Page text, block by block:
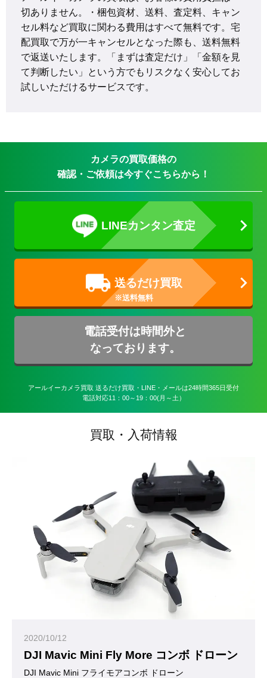
切ありません。・梱包資材、送料、査定料、キャン
セル料など買取に関わる費用はすべて無料です。宅
配買取で万が一キャンセルとなった際も、送料無料
で返送いたします。「まずは査定だけ」「金額を見
て判断したい」という方でもリスクなく安心してお
試しいただけるサービスです。
カメラの買取価格の
確認・ご依頼は今すぐこちらから！
LINEカンタン査定
送るだけ買取
電話受付は時間外と
なっております。
アールイーカメラ買取 送るだけ買取・LINE・メールは24時間365日受付
電話対応11：00～19：00(月～土）
買取・入荷情報
2020/10/12
DJI Mavic Mini Fly More コンボ ドローン
DJI Mavic Mini フライモアコンボ ドローン